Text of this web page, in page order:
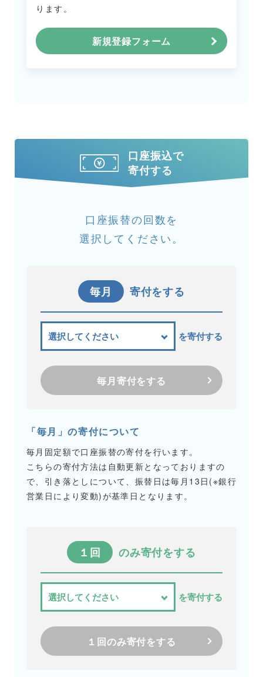
ります。
新規登録フォーム
口座振込で
寄付する
口座振替の回数を
選択してください。
毎月 寄付をする
を寄付する
毎月寄付をする
「毎月」の寄付について
毎月固定額で口座振替の寄付を行います。
こちらの寄付方法は自動更新となっておりますの
で、引き落としについて、振替日は毎月13日(※銀行
営業日により変動)が基準日となります。
１回 のみ寄付をする
を寄付する
１回のみ寄付をする